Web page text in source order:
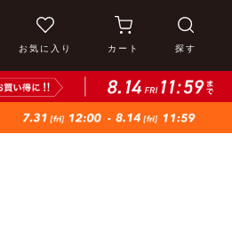
お気に入り カート 探す